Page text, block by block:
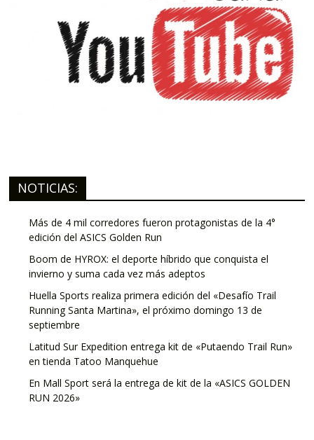
NOTICIAS:
Más de 4 mil corredores fueron protagonistas de la 4°
edición del ASICS Golden Run
Boom de HYROX: el deporte híbrido que conquista el
invierno y suma cada vez más adeptos
Huella Sports realiza primera edición del «Desafío Trail
Running Santa Martina», el próximo domingo 13 de
septiembre
Latitud Sur Expedition entrega kit de «Putaendo Trail Run»
en tienda Tatoo Manquehue
En Mall Sport será la entrega de kit de la «ASICS GOLDEN
RUN 2026»